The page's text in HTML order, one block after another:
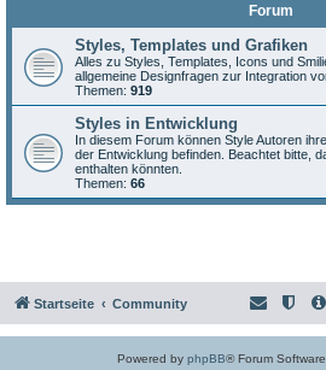
Forum
Styles, Templates und Grafiken
Alles zu Styles, Templates, Icons und
allgemeine Designfragen zur Integration
Themen: 919
Styles in Entwicklung
In diesem Forum können Style Autoren
der Entwicklung befinden. Beachtet bitte,
enthalten könnten.
Themen: 66
Startseite Community
Powered by phpBB® Forum